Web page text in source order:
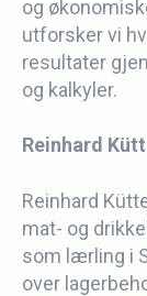
og
utforsker vi
resultater
og kalkyler.
Reinhard
Reinhard
mat- og
som lærling i
over